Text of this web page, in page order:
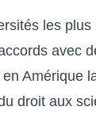
les plus
avec
Amérique
droit aux